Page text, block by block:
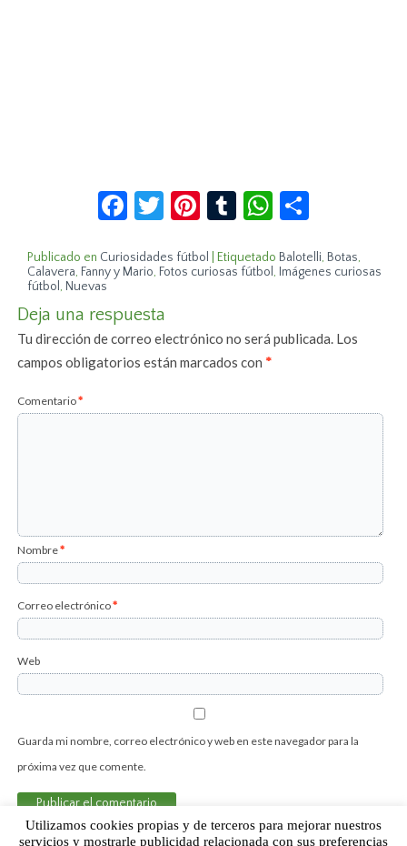
Facebook
Twitter
Pinterest
TumblrWhatsApp
Publicado en Curiosidades fútbol Etiquetado Balotelli, Botas,
Calavera, Fanny y Mario, Fotos curiosas fútbol, Imágenes curiosas
fútbol, Nuevas
Deja una respuesta
Tu dirección de correo electrónico no será publicada. Los
campos obligatorios están marcados con*
Comentario*
Nombre*
Correo electrónico*
Web
Guarda mi nombre, correo electrónico y web en este navegador para la
próxima vez que comente.
Utilizamos cookies propias y de terceros para mejorar nuestros
servicios y mostrarle publicidad relacionada con sus preferencias